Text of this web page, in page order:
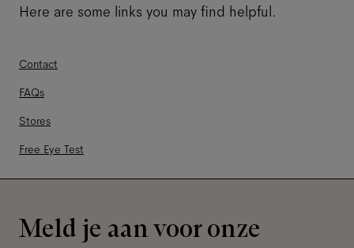
Here are some links you may find helpful.
Contact
FAQs
Stores
Free Eye Test
Meld je aan voor onze